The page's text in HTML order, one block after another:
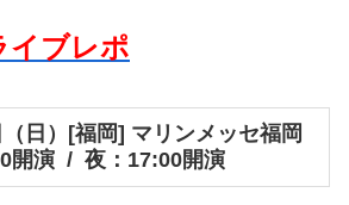
ブレポ
日）[福岡] マリンメッセ福岡
演 / 夜：17:00開演